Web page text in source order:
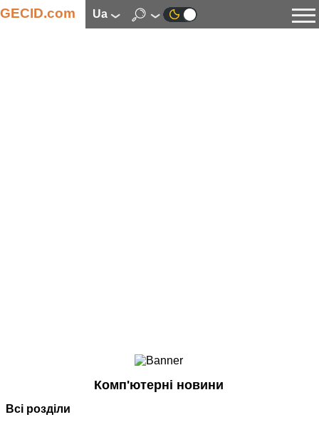
GECID.com ua
Смартфони
Периферія
Комп'ютерні новини
Всі розділи